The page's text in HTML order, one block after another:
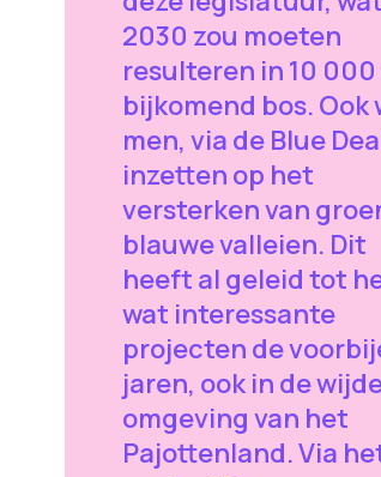
2030 zou moeten
resulteren in 10 000
bijkomend bos. Ook
men, via de Blue
inzetten op het
versterken van
blauwe valleien. Dit
heeft al geleid tot
wat interessante
projecten de
jaren, ook in de
omgeving van het
Pajottenland. Via